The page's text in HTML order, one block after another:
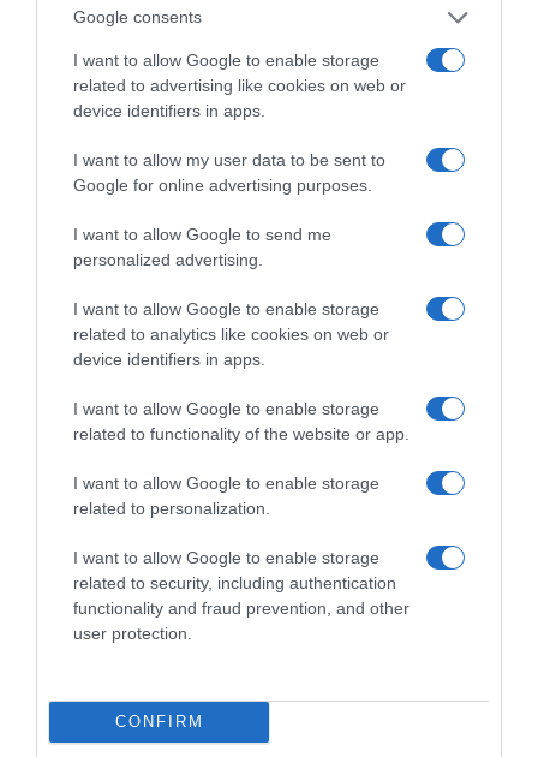
Google consents
I want to allow Google to enable storage
related to advertising like cookies on web or
device identifiers in apps.
I want to allow my user data to be sent to
Google for online advertising purposes.
I want to allow Google to send me
personalized advertising.
I want to allow Google to enable storage
related to analytics like cookies on web or
device identifiers in apps.
I want to allow Google to enable storage
related to functionality of the website or app.
I want to allow Google to enable storage
related to personalization.
I want to allow Google to enable storage
related to security, including authentication
functionality and fraud prevention, and other
user protection.
CONFIRM
σε ένα vidcast που μιλάει για
τις μεγάλες τομές στον χώρο
των Μέσων Μαζικής
Ενημέρωσης. Σε μια εφ’ όλης της ύλης
συνέντευξη στον Βασίλη Κουφόπουλο, αναλύει
το χρονοδιάγραμμα για τις περιφερειακές και
εκατομμυρίων ευρώ για τον Τύπο, αλλά και την
πρωτοβουλία για την άρση της ανωνυμίας στο
διαδίκτυο.
Η ΣΤΗΛΗ ΜΑΣ